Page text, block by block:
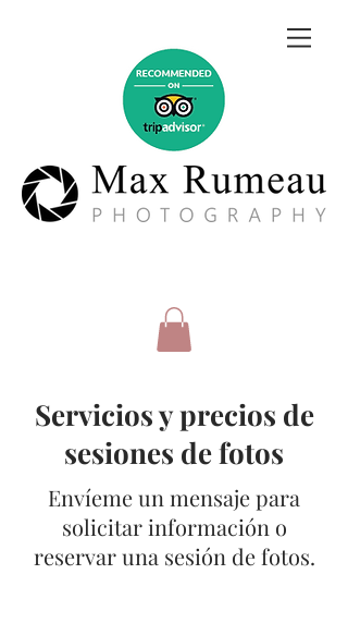
Servicios y precios de
sesiones de fotos
Envíeme un mensaje para
solicitar información o
reservar una sesión de fotos.